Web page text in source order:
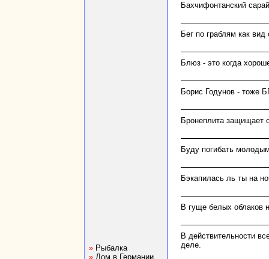
» Рыбалка
» Дом в Германии
Бахчифонтанский
Бег по граблям как вид
Блюз - это когда
Борис Годунов - тоже
Бронеплита защищает
Буду погибать
Бэкапилась ль ты на
В гуще белых облаков
В действительности
деле.